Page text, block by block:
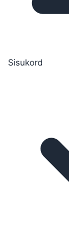
Sisukord